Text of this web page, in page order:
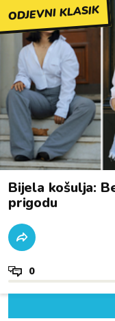
ODJEVNI KLASIK
Bijela košulja:
prigodu
0